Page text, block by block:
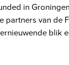
in
van de
blik